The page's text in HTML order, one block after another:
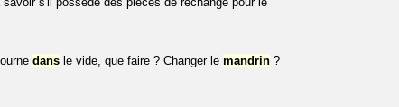
dans le vide, que faire ? Changer le mandrin ?